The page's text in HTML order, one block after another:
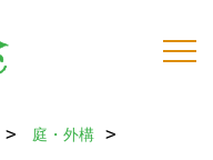
庭・外構